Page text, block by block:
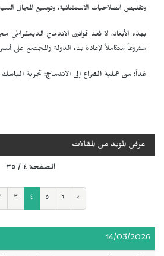
وتقليص الصلاحيات الاستثنائية، وتوسيع المجال
بهذه الأبعاد، لا تُعد قوانين الاندماج
مشروعاً متكاملاً لإعادة بناء الدولة والمجتمع على
غداً: من عملية الصراع إلى الاندماج: تجربة الباسك
عرض المزيد من المقالات
الصفحة ٤ / ٣٥
٣ ٤ ٥ ٦ ›
14/03/2026